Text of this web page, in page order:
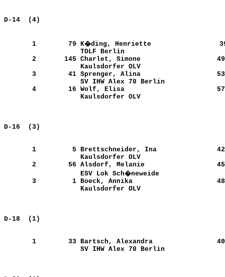
D-14
       1
       79
K�ding, Henriette
TOLF Berlin
       2
      145
Charlet, Simone
Kaulsdorfer OLV
       3
       41
Sprenger, Alina
SV IHW Alex 78 Berlin
       4
       16
Wolf, Elisa
Kaulsdorfer OLV
D-16
       1
        5
Brettschneider, Ina
Kaulsdorfer OLV
       2
       56
Alsdorf, Melanie
ESV Lok Sch�neweide
       3
        1
Boeck, Annika
Kaulsdorfer OLV
D-18
       1
       33
Bartsch, Alexandra
SV IHW Alex 78 Berlin